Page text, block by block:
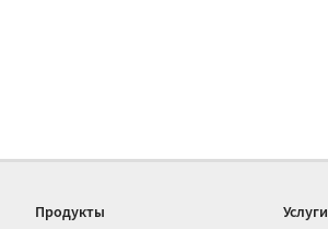
Продукты
Услуги